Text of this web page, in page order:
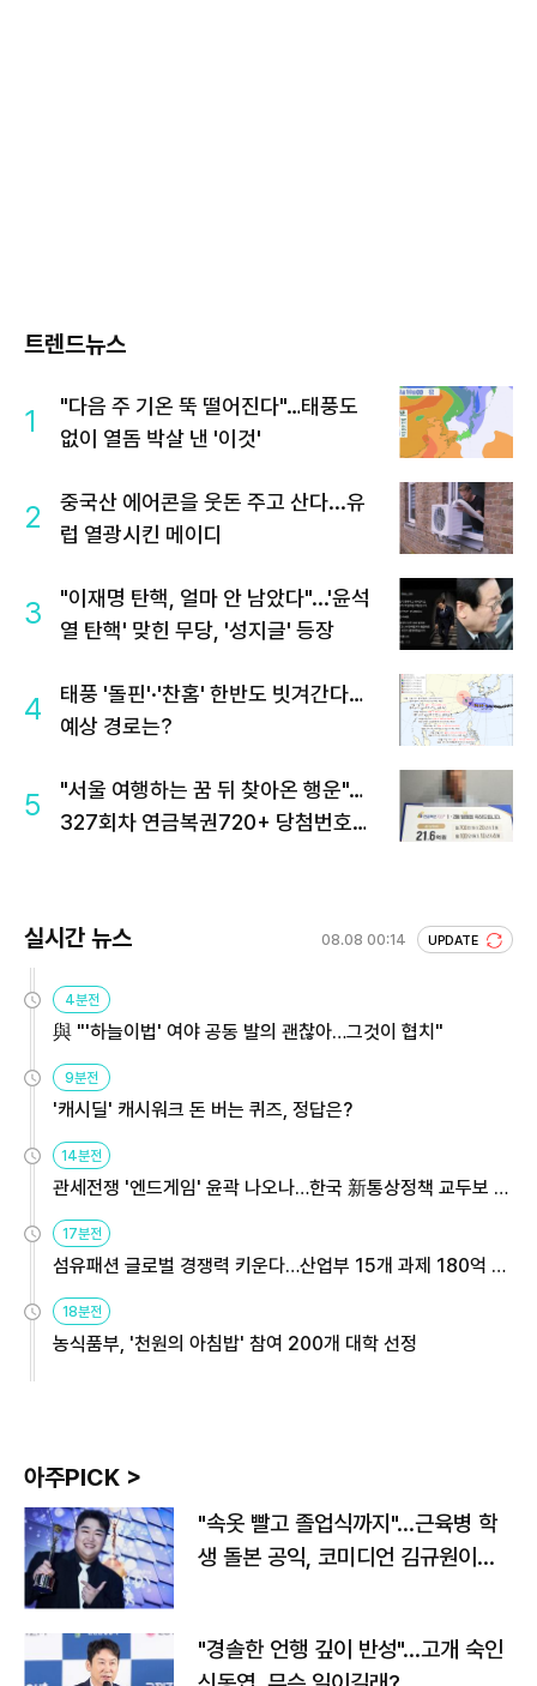
트렌드뉴스
1
"다음 주 기온 뚝 떨어진다"…태풍도
없이 열돔 박살 낸 '이것'
2
중국산 에어콘을 웃돈 주고 산다...유
럽 열광시킨 메이디
3
"이재명 탄핵, 얼마 안 남았다"...'윤석
열 탄핵' 맞힌 무당, '성지글' 등장
4
태풍 '돌핀'·'찬홈' 한반도 빗겨간다…
예상 경로는?
5
"서울 여행하는 꿈 뒤 찾아온 행운"…
327회차 연금복권720+ 당첨번호조
실시간 뉴스 08.08 00:14 UPDATE
4분전
與 "'하늘이법' 여야 공동 발의 괜찮아…그것이 협치"
9분전
'캐시딜' 캐시워크 돈 버는 퀴즈, 정답은?
14분전
관세전쟁 '엔드게임' 윤곽 나오나…한국 新통상정책 교두보 활
17분전
섬유패션 글로벌 경쟁력 키운다…산업부 15개 과제 180억 지
18분전
농식품부, '천원의 아침밥' 참여 200개 대학 선정
아주PICK >
"속옷 빨고 졸업식까지"…근육병 학
생 돌본 공익, 코미디언 김규원이었
"경솔한 언행 깊이 반성"…고개 숙인